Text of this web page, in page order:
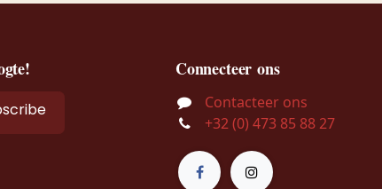
Connecteer ons
Contacteer ons
+32 (0) 473 85 88 27